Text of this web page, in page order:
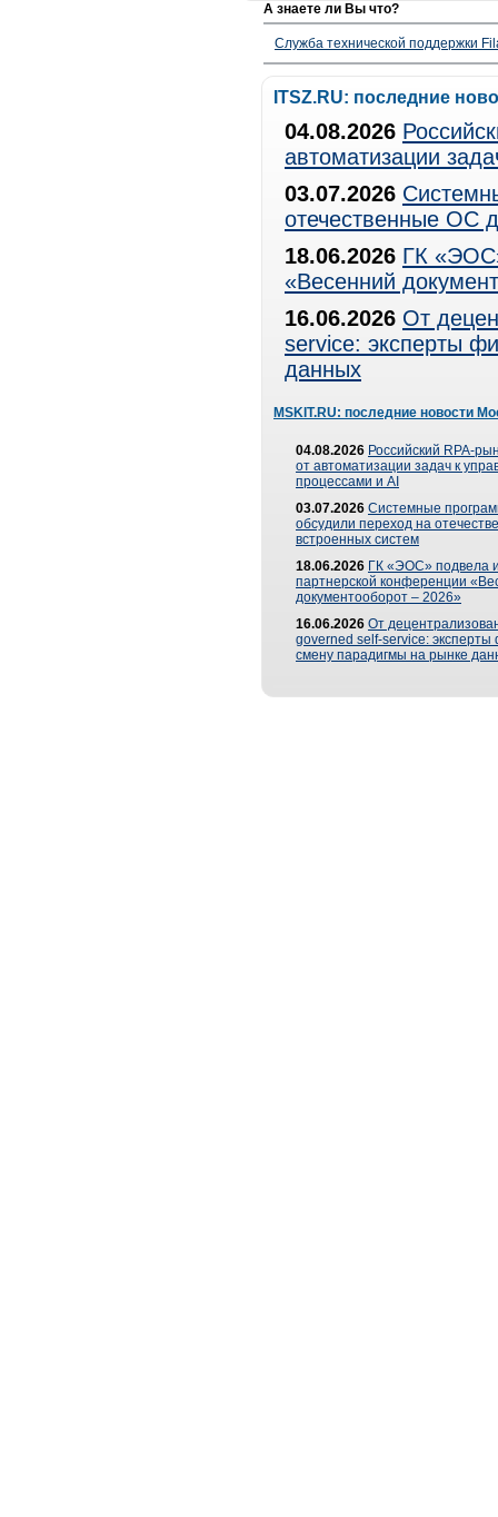
А знаете ли Вы что?
Служба технической поддержки
ITSZ.RU: последние
04.08.2026
автоматизации
03.07.2026
отечественные ОС
18.06.2026 ГК
«Весенний
16.06.2026 От
service: эксперты
данных
MSKIT.RU: последние новости
04.08.2026 Российский RPA-
от автоматизации задач к
процессами и AI
03.07.2026 Системные
обсудили переход на
встроенных систем
18.06.2026 ГК «ЭОС» подвела
партнерской конференции
документооборот – 2026»
16.06.2026 От
governed self-service: эксперты
смену парадигмы на рынке